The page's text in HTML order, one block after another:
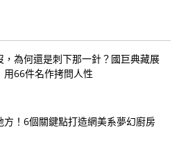
，為何還是刺下那一針？國巨典藏展
用66件名作拷問人性
方！6個關鍵點打造網美系夢幻廚房